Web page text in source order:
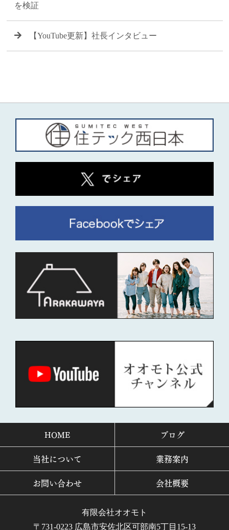
を検証
【YouTube更新】社長インタビュー
HOME
ブログ
当社について
業務案内
お問い合わせ
会社概要
有限会社オオモト
〒731-0223 広島市安佐北区可部南5丁目15-13